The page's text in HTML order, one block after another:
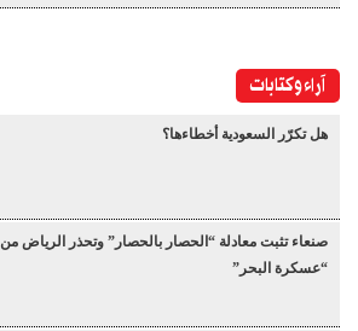
آراء وكتابات
هل تكرّر السعودية أخطاءها؟
صنعاء تثبت معادلة “الحصار بالحصار” وتحذر الرياض من
“عسكرة البحر”